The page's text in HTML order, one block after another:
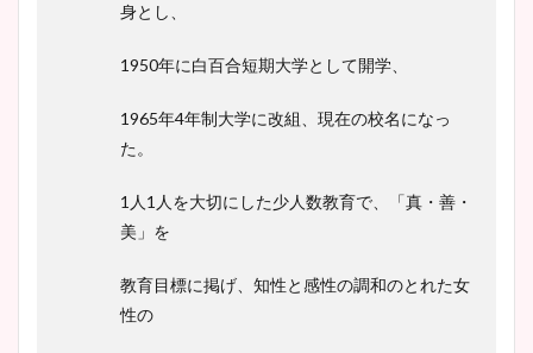
身とし、
1950年に白百合短期大学として開学、
1965年4年制大学に改組、現在の校名になっ
た。
1人1人を大切にした少人数教育で、「真・善・
美」を
教育目標に掲げ、知性と感性の調和のとれた女
性の